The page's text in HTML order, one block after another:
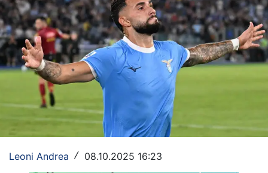
Social
Calcio
Serie A
Champions League
Europa League
Altri Sport
Leoni Andrea / 08.10.2025 16:23